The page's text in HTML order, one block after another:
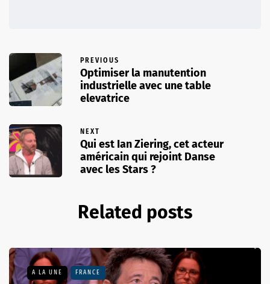
PREVIOUS
Optimiser la manutention
industrielle avec une table
elevatrice
NEXT
Qui est Ian Ziering, cet acteur
américain qui rejoint Danse
avec les Stars ?
Related posts
A LA UNE FRANCE